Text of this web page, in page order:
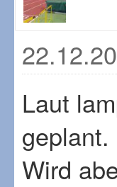
Laut
geplant.
Wird